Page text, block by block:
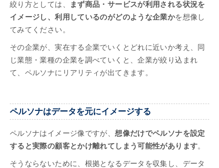
絞り方としては、
まず商品・サービスが利用される状況を
イメージし、利用しているのがどのような企業かを想像し
てみてください。
その企業が、実在する企業でいくとどれに近いか考え、同
じ業態・業種の企業を調べていくと、企業が絞り込まれ
て、ペルソナにリアリティが出てきます。
ペルソナはデータを元にイメージする
ペルソナはイメージ像ですが、想像だけでペルソナを設定
すると実際の顧客とかけ離れてしまう可能性があります。
そうならないために、根拠となるデータを収集し、データ